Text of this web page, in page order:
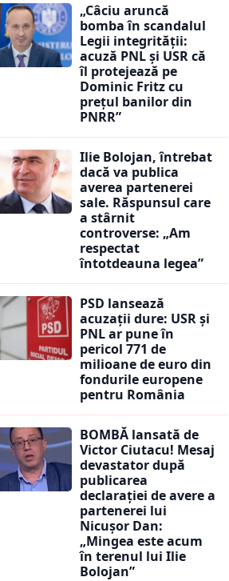
„Câciu aruncă
bomba în scandalul
Legii integrității:
acuză PNL și USR că
îl protejează pe
Dominic Fritz cu
prețul banilor din
PNRR”
Ilie Bolojan, întrebat
dacă va publica
averea partenerei
sale. Răspunsul care
a stârnit
controverse: „Am
respectat
întotdeauna legea”
PSD lansează
acuzații dure: USR și
PNL ar pune în
pericol 771 de
milioane de euro din
fondurile europene
pentru România
BOMBĂ lansată de
Victor Ciutacu! Mesaj
devastator după
publicarea
declarației de avere a
partenerei lui
Nicușor Dan:
„Mingea este acum
în terenul lui Ilie
Bolojan”